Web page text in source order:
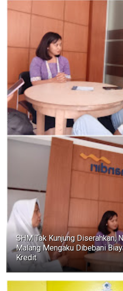
SHM Tak Kunjung Diserahkan,
Malang Mengaku Dibebani
Kredit